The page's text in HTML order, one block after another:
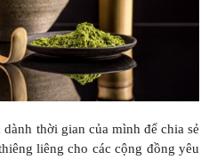
thời gian của mình để chia sẻ
liêng cho các cộng đồng yêu